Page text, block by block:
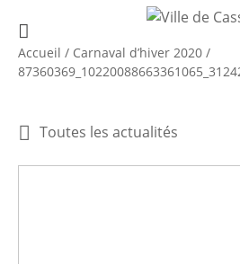
Accueil / Carnaval d’hiver 2020 /
Toutes les actualités